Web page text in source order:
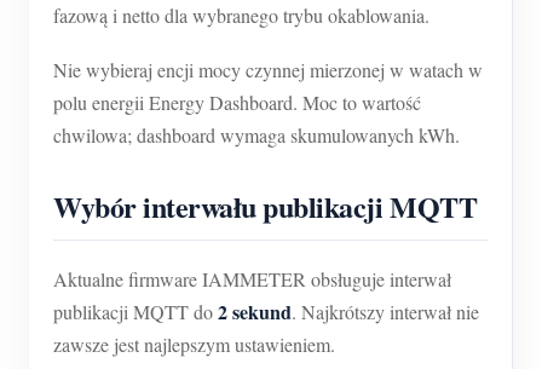
fazową i netto dla wybranego trybu okablowania.
Nie wybieraj encji mocy czynnej mierzonej w watach w
polu energii Energy Dashboard. Moc to wartość
chwilowa; dashboard wymaga skumulowanych kWh.
Wybór interwału publikacji MQTT
Aktualne firmware IAMMETER obsługuje interwał
publikacji MQTT do2 sekund. Najkrótszy interwał nie
zawsze jest najlepszym ustawieniem.